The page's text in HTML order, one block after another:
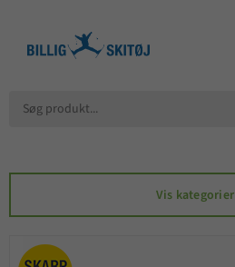
Vis kategorier